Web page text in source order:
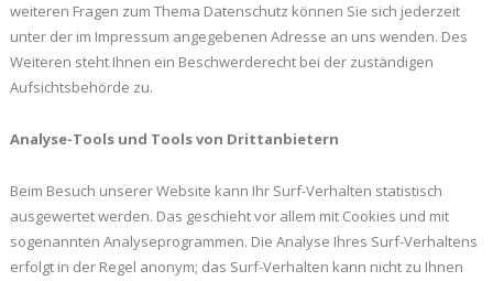
weiteren Fragen zum Thema Datenschutz können Sie sich jederzeit
unter der im Impressum angegebenen Adresse an uns wenden. Des
Weiteren steht Ihnen ein Beschwerderecht bei der zuständigen
Aufsichtsbehörde zu.
Analyse-Tools und Tools von Drittanbietern
Beim Besuch unserer Website kann Ihr Surf-Verhalten statistisch
ausgewertet werden. Das geschieht vor allem mit Cookies und mit
sogenannten Analyseprogrammen. Die Analyse Ihres Surf-Verhaltens
erfolgt in der Regel anonym; das Surf-Verhalten kann nicht zu Ihnen